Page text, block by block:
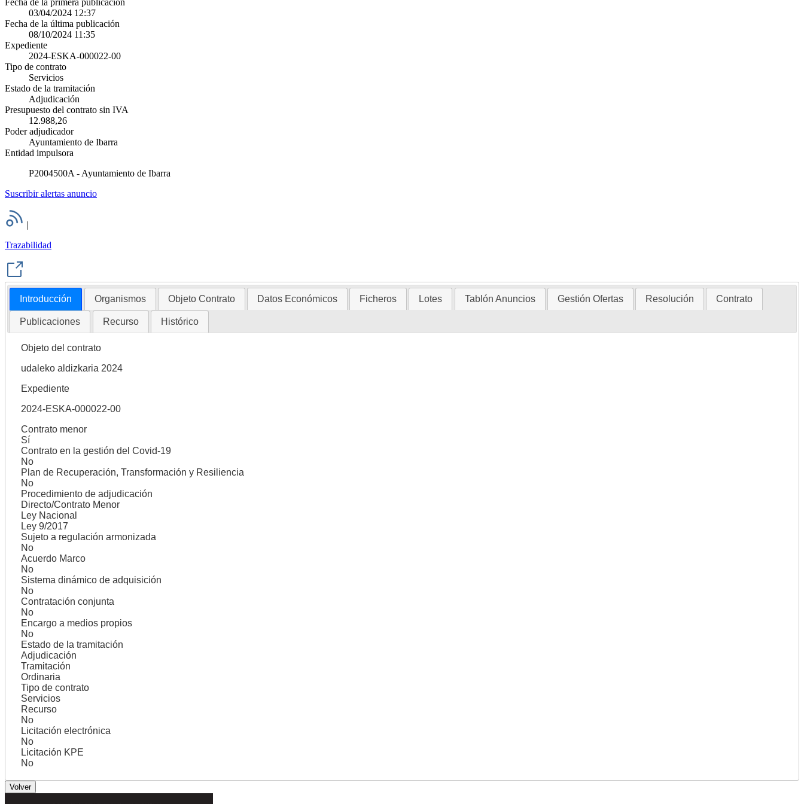
Fecha de la primera publicación
03/04/2024 12:37
Fecha de la última publicación
08/10/2024 11:35
Expediente
2024-ESKA-000022-00
Tipo de contrato
Servicios
Estado de la tramitación
Adjudicación
Presupuesto del contrato sin IVA
12.988,26
Poder adjudicador
Ayuntamiento de Ibarra
Entidad impulsora
P2004500A - Ayuntamiento de Ibarra
Suscribir alertas anuncio
Trazabilidad
Introducción Organismos Objeto Contrato Datos Económicos Ficheros Lotes Tablón Anuncios Gestión Ofertas Resolución Contrato
Publicaciones Recurso Histórico
Objeto del contrato
udaleko aldizkaria 2024
Expediente
2024-ESKA-000022-00
Contrato menor
Sí
Contrato en la gestión del Covid-19
No
Plan de Recuperación, Transformación y Resiliencia
No
Procedimiento de adjudicación
Directo/Contrato Menor
Ley Nacional
Ley 9/2017
Sujeto a regulación armonizada
No
Acuerdo Marco
No
Sistema dinámico de adquisición
No
Contratación conjunta
No
Encargo a medios propios
No
Estado de la tramitación
Adjudicación
Tramitación
Ordinaria
Tipo de contrato
Servicios
Recurso
No
Licitación electrónica
No
Licitación KPE
No